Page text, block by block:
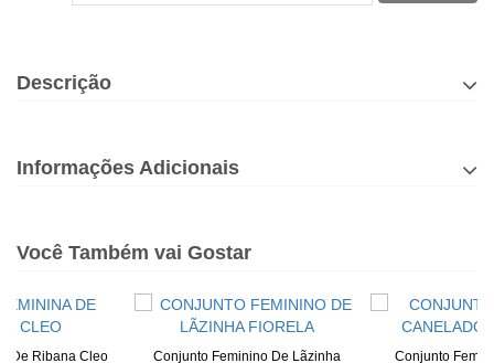
Descrição
Informações Adicionais
Você Também vai Gostar
De Ribana Cleo Conjunto Feminino De Lãzinha Conjunto